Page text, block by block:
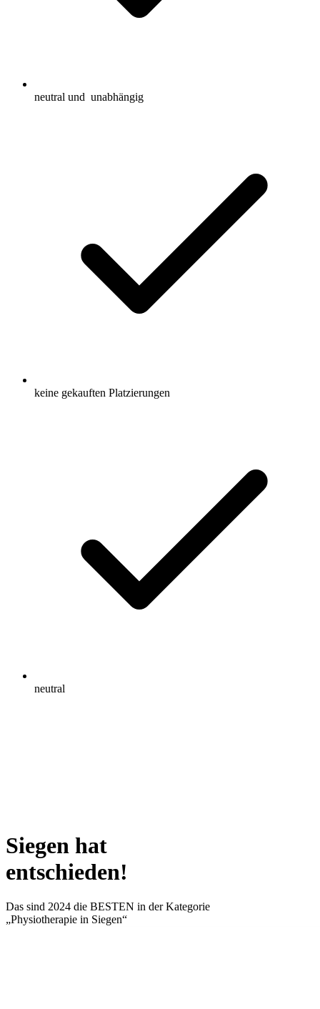
neutral und unabhängig
keine gekauften Platzierungen
neutral
Siegen hat
entschieden!
Das sind 2024 die BESTEN in der Kategorie
„Physiotherapie in Siegen“